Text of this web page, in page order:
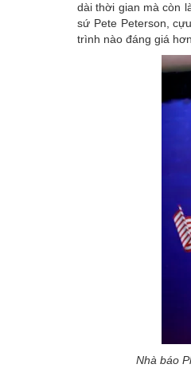
dài thời gian mà còn
sứ Pete Peterson,
trình nào đáng giá
Nhà báo